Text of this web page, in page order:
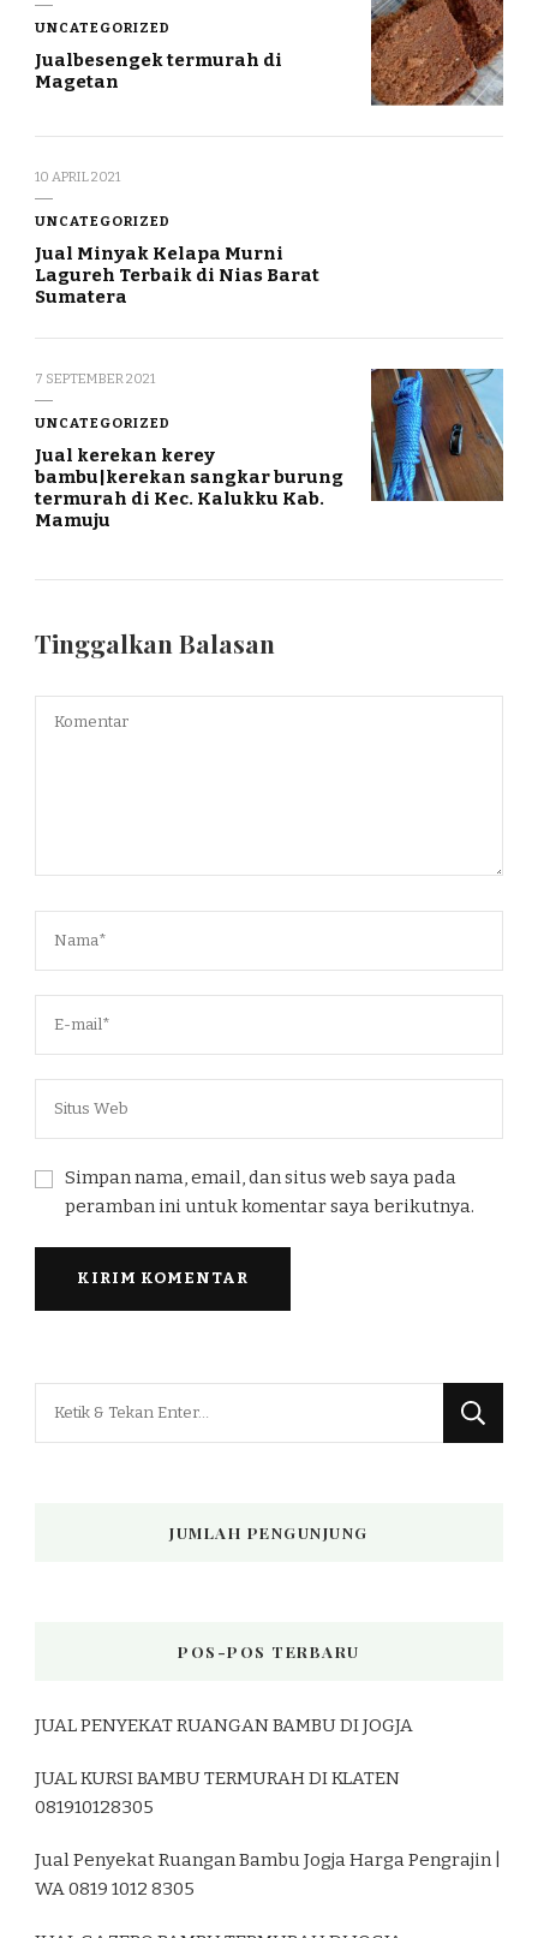
UNCATEGORIZED
Jualbesengek termurah di
Magetan
10 APRIL 2021
UNCATEGORIZED
Jual Minyak Kelapa Murni
Lagureh Terbaik di Nias Barat
Sumatera
7 SEPTEMBER 2021
UNCATEGORIZED
Jual kerekan kerey
bambu|kerekan sangkar burung
termurah di Kec. Kalukku Kab.
Mamuju
Tinggalkan Balasan
Simpan nama, email, dan situs web saya pada
peramban ini untuk komentar saya berikutnya.
Mencari
JUMLAH PENGUNJUNG
POS-POS TERBARU
JUAL PENYEKAT RUANGAN BAMBU DI JOGJA
JUAL KURSI BAMBU TERMURAH DI KLATEN
081910128305
Jual Penyekat Ruangan Bambu Jogja Harga Pengrajin |
WA 0819 1012 8305